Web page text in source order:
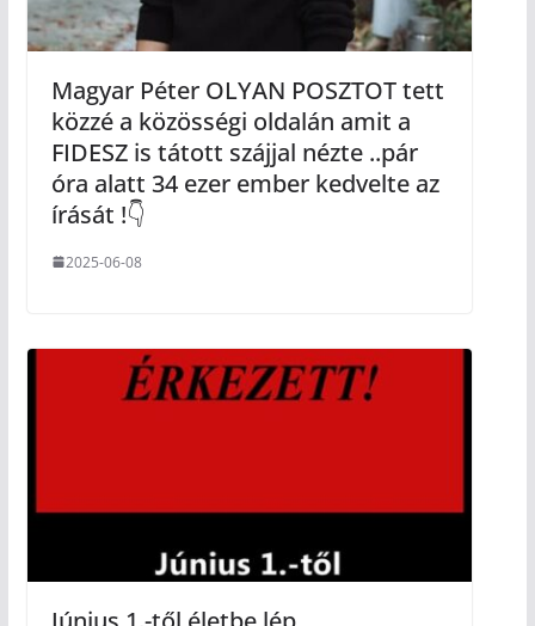
Magyar Péter OLYAN POSZTOT tett
közzé a közösségi oldalán amit a
FIDESZ is tátott szájjal nézte ..pár
óra alatt 34 ezer ember kedvelte az
írását !👇
2025-06-08